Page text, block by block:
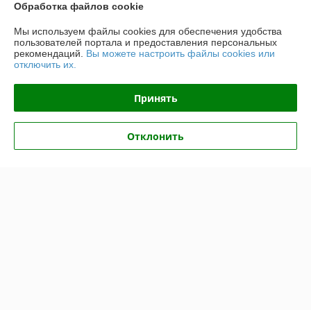
Контакты
Доставка и оплата
Полная версия сайта
Политика обработки cookies
Обработка файлов cookie
Мы используем файлы cookies для обеспечения удобства
пользователей портала и предоставления персональных
рекомендаций. Вы можете настроить файлы cookies или
отключить их.
Принять
Отклонить